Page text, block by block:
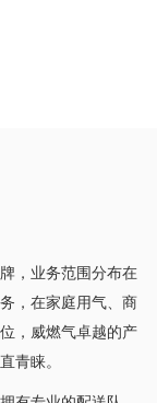
，业务范围分布在
，在家庭用气、商
，威燃气卓越的产
青睐。